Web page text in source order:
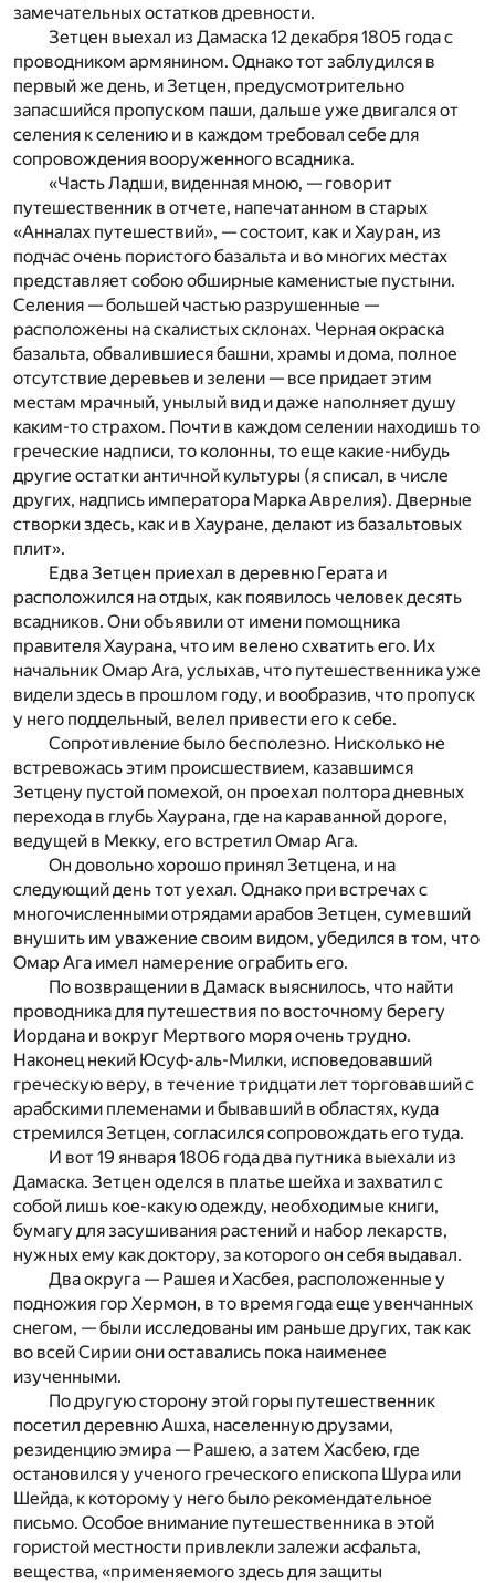
замечательных остатков древности.
Зетцен выехал из Дамаска 12 декабря 1805 года с
проводником армянином. Однако тот заблудился в
первый же день, и Зетцен, предусмотрительно
запасшийся пропуском паши, дальше уже двигался от
селения к селению и в каждом требовал себе для
сопровождения вооруженного всадника.
«Часть Ладши, виденная мною, — говорит
путешественник в отчете, напечатанном в старых
«Анналах путешествий», — состоит, как и Хауран, из
подчас очень пористого базальта и во многих местах
представляет собою обширные каменистые пустыни.
Селения — большей частью разрушенные —
расположены на скалистых склонах. Черная окраска
базальта, обвалившиеся башни, храмы и дома, полное
отсутствие деревьев и зелени — все придает этим
местам мрачный, унылый вид и даже наполняет душу
каким-то страхом. Почти в каждом селении находишь то
греческие надписи, то колонны, то еще какие-нибудь
другие остатки античной культуры (я списал, в числе
других, надпись императора Марка Аврелия). Дверные
створки здесь, как и в Хауране, делают из базальтовых
плит».
Едва Зетцен приехал в деревню Герата и
расположился на отдых, как появилось человек десять
всадников. Они объявили от имени помощника
правителя Хаурана, что им велено схватить его. Их
начальник Омар Ara, услыхав, что путешественника уже
видели здесь в прошлом году, и вообразив, что пропуск
у него поддельный, велел привести его к себе.
Сопротивление было бесполезно. Нисколько не
встревожась этим происшествием, казавшимся
Зетцену пустой помехой, он проехал полтора дневных
перехода в глубь Хаурана, где на караванной дороге,
ведущей в Мекку, его встретил Омар Ага.
Он довольно хорошо принял Зетцена, и на
следующий день тот уехал. Однако при встречах с
многочисленными отрядами арабов Зетцен, сумевший
внушить им уважение своим видом, убедился в том, что
Омар Ага имел намерение ограбить его.
По возвращении в Дамаск выяснилось, что найти
проводника для путешествия по восточному берегу
Иордана и вокруг Мертвого моря очень трудно.
Наконец некий Юсуф-аль-Милки, исповедовавший
греческую веру, в течение тридцати лет торговавший с
арабскими племенами и бывавший в областях, куда
стремился Зетцен, согласился сопровождать его туда.
И вот 19 января 1806 года два путника выехали из
Дамаска. Зетцен оделся в платье шейха и захватил с
собой лишь кое-какую одежду, необходимые книги,
бумагу для засушивания растений и набор лекарств,
нужных ему как доктору, за которого он себя выдавал.
Два округа — Рашея и Хасбея, расположенные у
подножия гор Хермон, в то время года еще увенчанных
снегом, — были исследованы им раньше других, так как
во всей Сирии они оставались пока наименее
изученными.
По другую сторону этой горы путешественник
посетил деревню Ашха, населенную друзами,
резиденцию эмира — Рашею, а затем Хасбею, где
остановился у ученого греческого епископа Шура или
Шейда, к которому у него было рекомендательное
письмо. Особое внимание путешественника в этой
гористой местности привлекли залежи асфальта,
вещества, «применяемого здесь для защиты